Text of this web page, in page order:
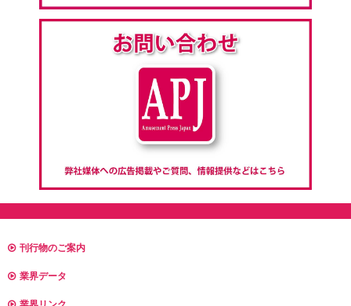
刊行物のご案内
業界データ